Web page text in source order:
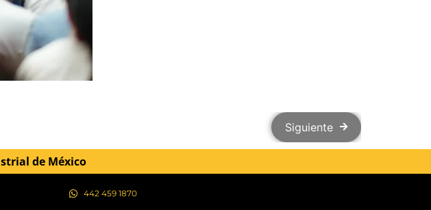
Siguiente
de México
442 459 1870